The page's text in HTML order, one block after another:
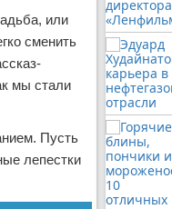
или
сменить
мы стали
Пусть
лепестки